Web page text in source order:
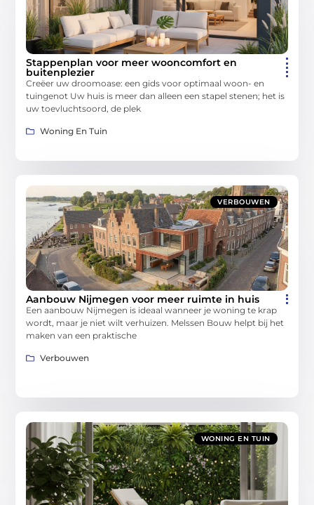
Stappenplan voor meer wooncomfort en
buitenplezier
Creëer uw droomoase: een gids voor optimaal woon- en
tuingenot Uw huis is meer dan alleen een stapel stenen; het is
uw toevluchtsoord, de plek
Woning En Tuin
VERBOUWEN
Aanbouw Nijmegen voor meer ruimte in huis
Een aanbouw Nijmegen is ideaal wanneer je woning te krap
wordt, maar je niet wilt verhuizen. Melssen Bouw helpt bij het
maken van een praktische
Verbouwen
WONING EN TUIN